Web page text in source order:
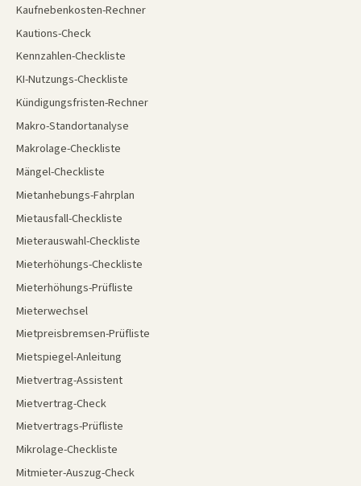
Kaufnebenkosten-Rechner
Kautions-Check
Kennzahlen-Checkliste
KI-Nutzungs-Checkliste
Kündigungsfristen-Rechner
Makro-Standortanalyse
Makrolage-Checkliste
Mängel-Checkliste
Mietanhebungs-Fahrplan
Mietausfall-Checkliste
Mieterauswahl-Checkliste
Mieterhöhungs-Checkliste
Mieterhöhungs-Prüfliste
Mieterwechsel
Mietpreisbremsen-Prüfliste
Mietspiegel-Anleitung
Mietvertrag-Assistent
Mietvertrag-Check
Mietvertrags-Prüfliste
Mikrolage-Checkliste
Mitmieter-Auszug-Check